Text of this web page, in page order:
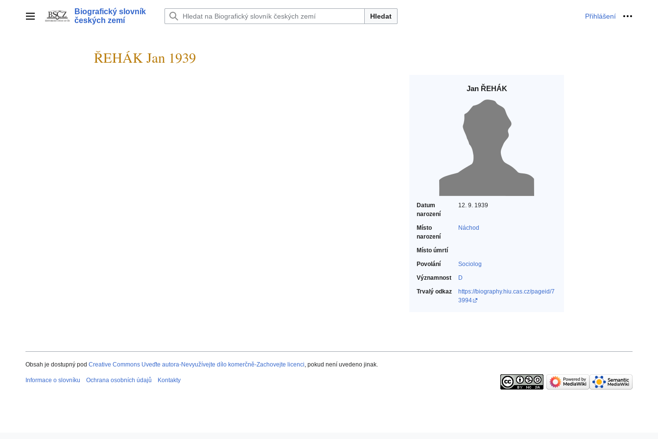
Hlavní menu
Biografický slovník
českých zemí
Hledat Přihlášení Osobní
ŘEHÁK Jan 1939
Jan ŘEHÁK
Datum
narození
12. 9. 1939
Místo
narození
Náchod
Místo úmrtí
Povolání
Sociolog‎
Významnost
D
Trvalý odkaz
https://biography.hiu.cas.cz/pageid/7
3994
Obsah je dostupný pod Creative Commons Uveďte autora-Nevyužívejte dílo komerčně-Zachovejte licenci, pokud není uvedeno jinak.
Informace o slovníku Ochrana osobních údajů Kontakty